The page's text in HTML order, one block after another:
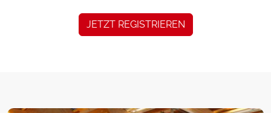
JETZT REGISTRIEREN